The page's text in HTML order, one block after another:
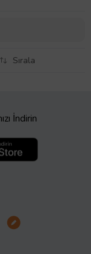
Sırala
İndirin